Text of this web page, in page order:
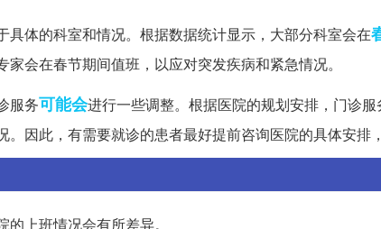
具体的科室和情况。根据数据统计显示，大部分科室会在
会在春节期间值班，以应对突发疾病和紧急情况。
服务可能会进行一些调整。根据医院的规划安排，门诊
因此，有需要就诊的患者最好提前咨询医院的具体安排
上班情况会有所差异。